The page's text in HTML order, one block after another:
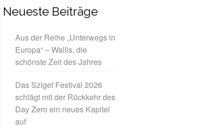
Neueste Beiträge
Aus der Reihe „Unterwegs in
Europa“ – Wallis, die
schönste Zeit des Jahres
Das Sziget Festival 2026
schlägt mit der Rückkehr des
Day Zero ein neues Kapitel
auf